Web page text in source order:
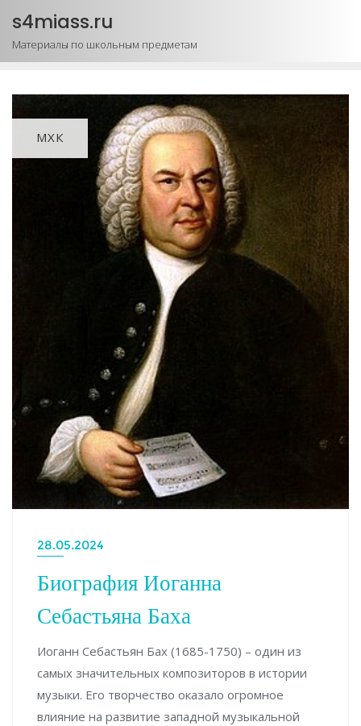
Промотать
содержимому
s4miass.ru
Материалы по школьным предметам
МХК
28.05.2024
Биография Иоганна
Себастьяна Баха
Иоганн Себастьян Бах (1685-1750) – один из
самых значительных композиторов в истории
музыки. Его творчество оказало огромное
влияние на развитие западной музыкальной